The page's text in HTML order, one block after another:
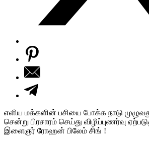
எளிய மக்களின் பசியை போக்க நாடு
சென்று பிரசாரம் செய்து விழிப்புணர்வு
இளைஞர் ரோஹன் பிலேம் சிங் !